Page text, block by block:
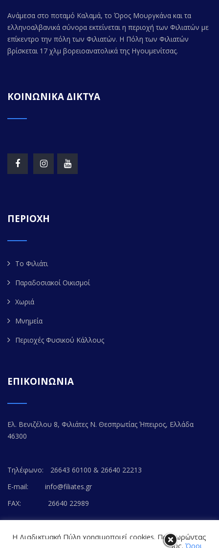
Ανάμεσα στο ποταμό Καλαμά, το Όρος Μουργκάνα και τα
ελληνοαλβανικά σύνορα εκτείνεται η περιοχή των Φιλιατών με
επίκεντρο την πόλη των Φιλιατών. Η Πόλη των Φιλιατών
βρίσκεται 17 χλμ βορειοανατολικά της Ηγουμενίτσας.
ΚΟΙΝΩΝΙΚΑ ΔΙΚΤΥΑ
ΠΕΡΙΟΧΗ
Το Φιλιάτι
Παραδοσιακοί Οικισμοί
Χωριά
Μνημεία
Περιοχές Φυσικού Κάλλους
ΕΠΙΚΟΙΝΩΝΙΑ
Ελ. Βενιζέλου 8, Φιλιάτες Ν. Θεσπρωτίας Ήπειρος, Ελλάδα
46300
Τηλέφωνο:
26643 60100 & 26640 22213
E-mail:
info@filiates.gr
FAX:
26640 22989
Η Διαδικτυακή Πύλη χρησιμοποιεί cookies. Προχωρώντας
στο περιεχόμενο, συναινείτε με την αποδοχή τους. Όροι